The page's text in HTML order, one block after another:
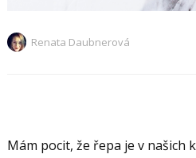
Renata Daubnerová
Mám pocit, že řepa je v našich